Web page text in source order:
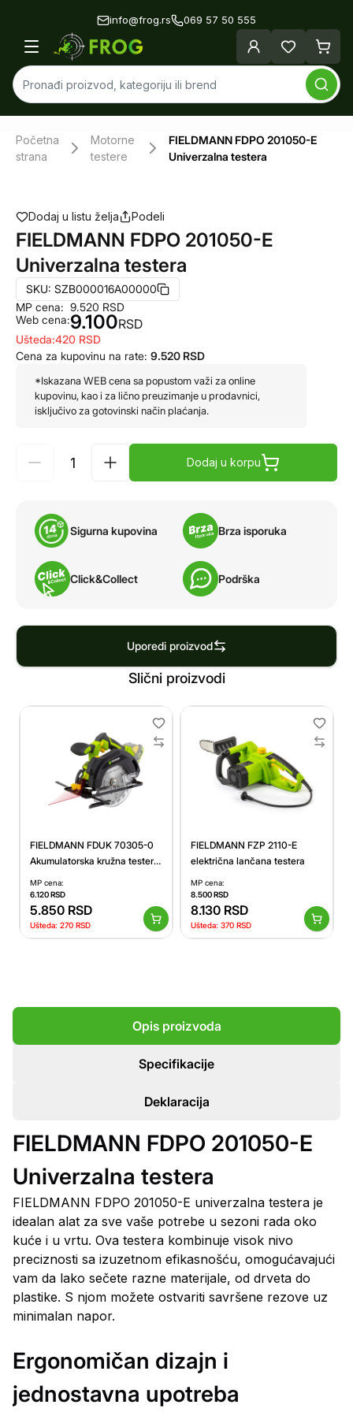
info@frog.rs 069 57 50 555
Početna
strana
Motorne
testere
FIELDMANN FDPO 201050-E
Univerzalna testera
Dodaj u listu želja Podeli
FIELDMANN FDPO 201050-E
Univerzalna testera
SKU: SZB000016A00000
MP cena:
Web cena:
9.520 RSD
9.100RSD
Ušteda:420 RSD
Cena za kupovinu na rate: 9.520 RSD
*Iskazana WEB cena sa popustom važi za online
kupovinu, kao i za lično preuzimanje u prodavnici,
isključivo za gotovinski način plaćanja.
Dodaj u korpu
Sigurna kupovina Brza isporuka
Click&Collect Podrška
Uporedi proizvod
Slični proizvodi
FIELDMANN FDUK 70305-0
Akumulatorska kružna testera
MP cena:
6.120RSD
5.850 RSD
Ušteda: 270 RSD
FIELDMANN FZP 2110-E
električna lančana testera
MP cena:
8.500RSD
8.130 RSD
Ušteda: 370 RSD
Opis proizvoda
Specifikacije
Deklaracija
FIELDMANN FDPO 201050-E
Univerzalna testera
FIELDMANN FDPO 201050-E univerzalna testera je
idealan alat za sve vaše potrebe u sezoni rada oko
kuće i u vrtu. Ova testera kombinuje visok nivo
preciznosti sa izuzetnom efikasnošću, omogućavajući
vam da lako sečete razne materijale, od drveta do
plastike. S njom možete ostvariti savršene rezove uz
minimalan napor.
Ergonomičan dizajn i
jednostavna upotreba